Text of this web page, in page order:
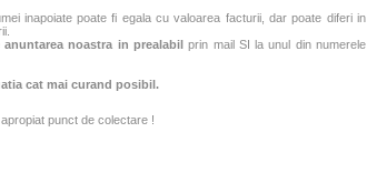
inapoiate poate fi egala cu valoarea facturii, dar poate diferi in
noastra in prealabil prin mail SI la unul din numerele
cat mai curand posibil.
punct de colectare !